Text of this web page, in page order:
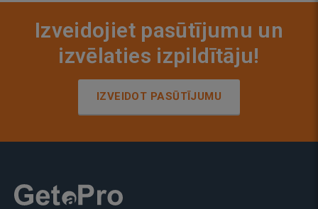
Izveidojiet pasūtījumu un
izvēlaties izpildītāju!
IZVEIDOT PASŪTĪJUMU